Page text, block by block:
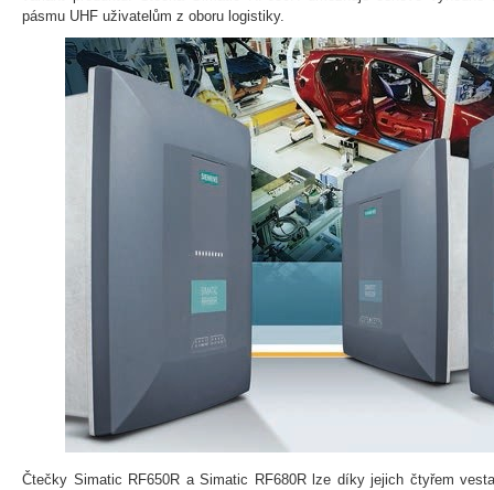
pásmu UHF uživatelům z oboru logistiky.
Čtečky Simatic RF650R a Simatic RF680R lze díky jejich čtyřem